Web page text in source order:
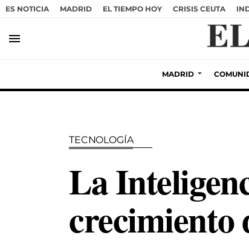
ES NOTICIA MADRID EL TIEMPO HOY CRISIS CEUTA
menu
MADRID
TECNOLOGÍA
La
crecimiento